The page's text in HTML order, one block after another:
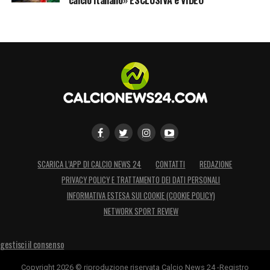
SCARICA L’APP DI CALCIO NEWS 24 CONTATTI
REDAZIONE
PRIVACY POLICY E TRATTAMENTO DEI DATI PERSONALI
INFORMATIVA ESTESA SUI COOKIE (COOKIE POLICY)
NETWORK SPORT REVIEW
gestisci il consenso
Copyright 2026 © riproduzione riservata Calcio News 24 -Registro